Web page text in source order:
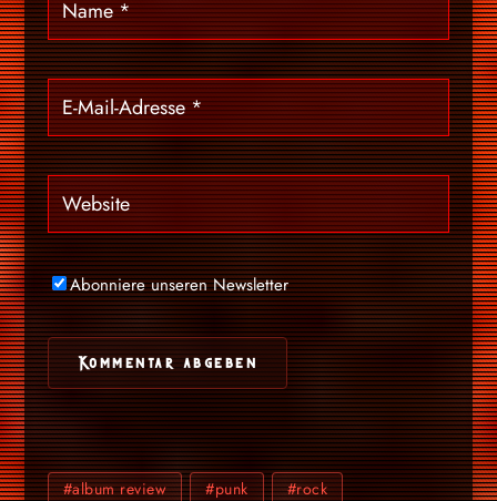
Abonniere unseren Newsletter
#album review #punk #rock